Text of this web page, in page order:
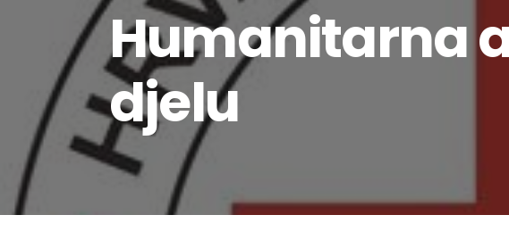
Humanitarna
djelu